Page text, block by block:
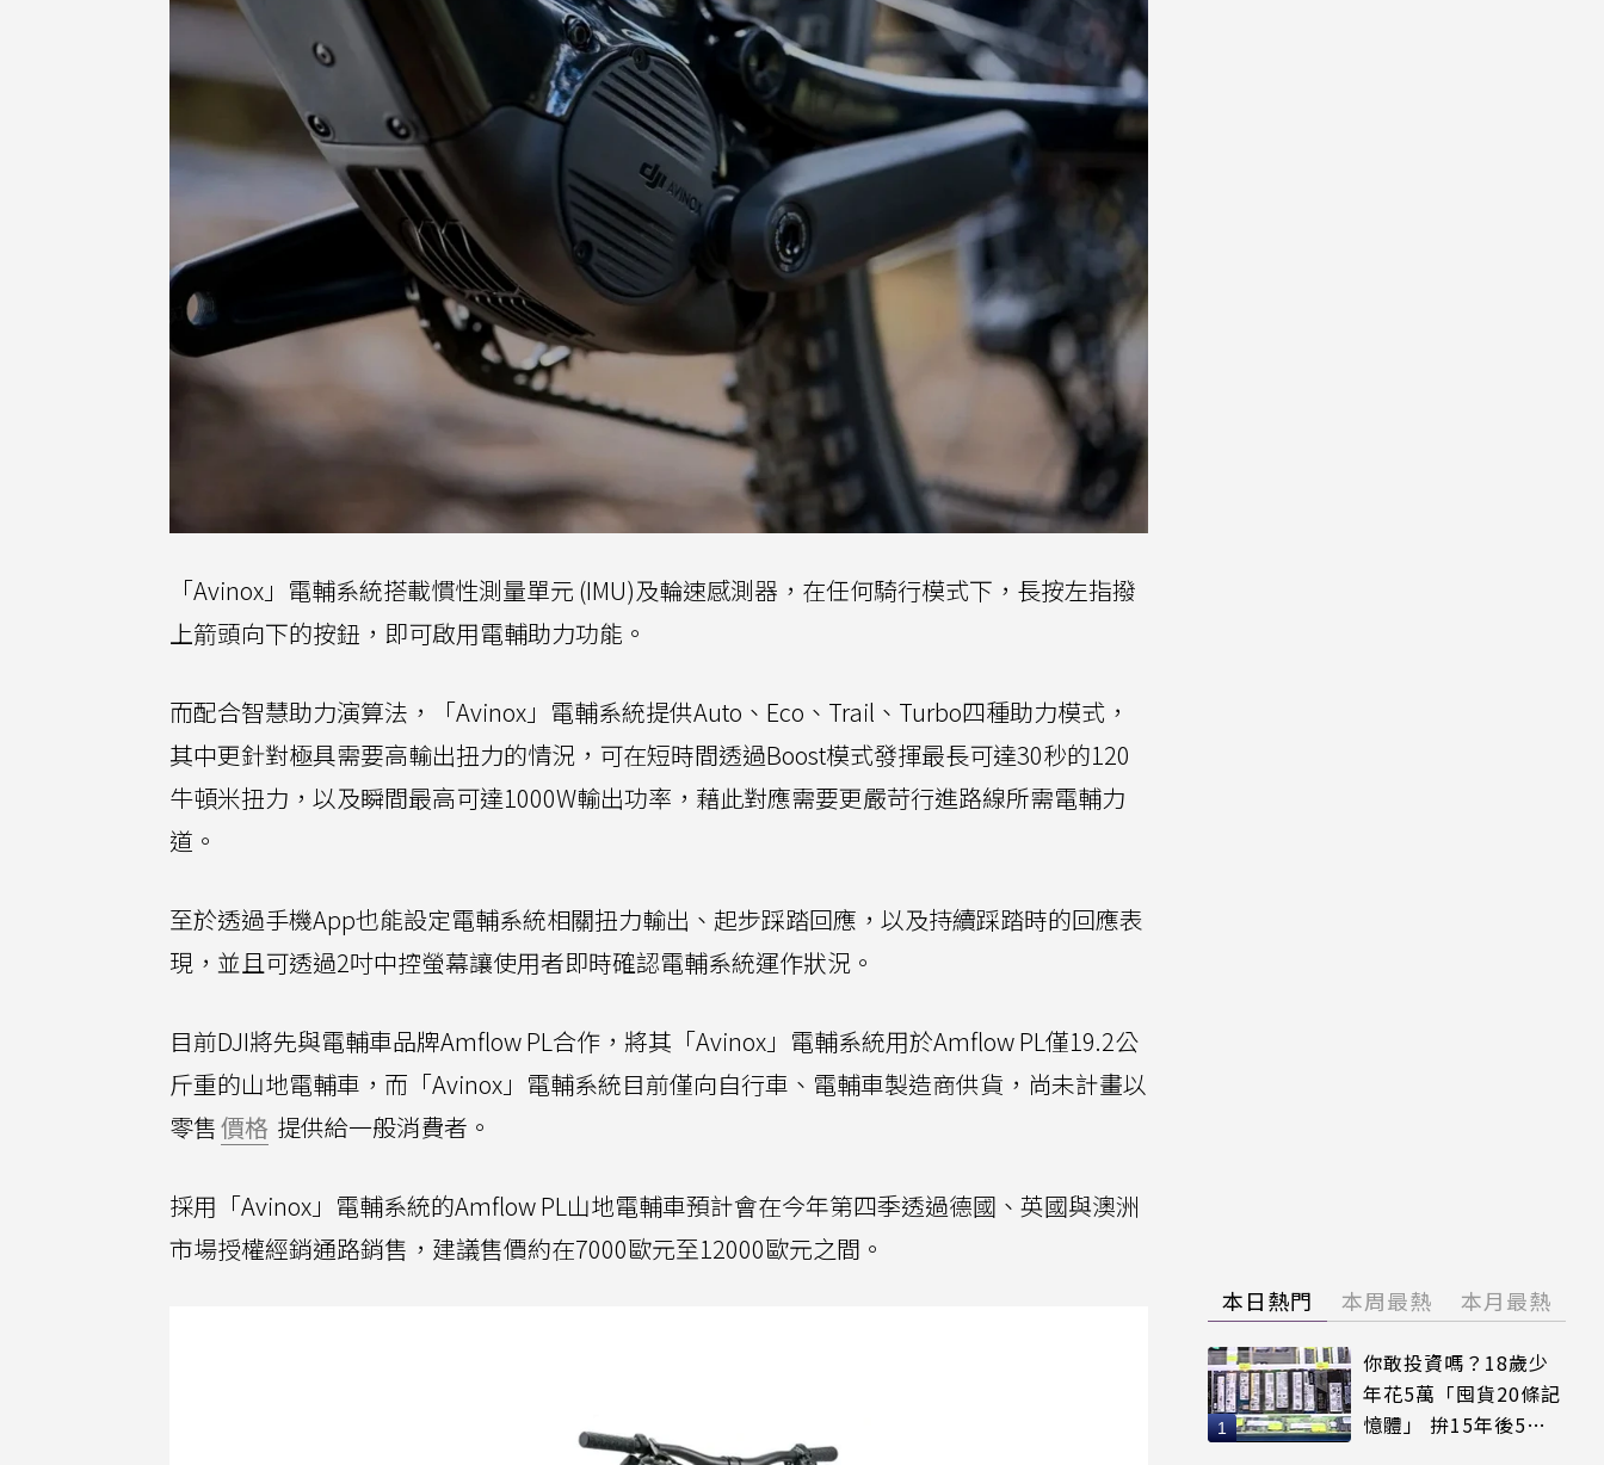
「Avinox」電輔系統搭載慣性測量單元 (IMU)及輪速感測器，在任何騎行模式下，長按左指撥
上箭頭向下的按鈕，即可啟用電輔助力功能。
而配合智慧助力演算法，「Avinox」電輔系統提供Auto、Eco、Trail、Turbo四種助力模式，
其中更針對極具需要高輸出扭力的情況，可在短時間透過Boost模式發揮最長可達30秒的120
牛頓米扭力，以及瞬間最高可達1000W輸出功率，藉此對應需要更嚴苛行進路線所需電輔力
道。
至於透過手機App也能設定電輔系統相關扭力輸出、起步踩踏回應，以及持續踩踏時的回應表
現，並且可透過2吋中控螢幕讓使用者即時確認電輔系統運作狀況。
目前DJI將先與電輔車品牌Amflow PL合作，將其「Avinox」電輔系統用於Amflow PL僅19.2公
斤重的山地電輔車，而「Avinox」電輔系統目前僅向自行車、電輔車製造商供貨，尚未計畫以
零售價格 提供給一般消費者。
採用「Avinox」電輔系統的Amflow PL山地電輔車預計會在今年第四季透過德國、英國與澳洲
市場授權經銷通路銷售，建議售價約在7000歐元至12000歐元之間。
本日熱門 本周最熱 本月最熱
你敢投資嗎？18歲少
年花5萬「囤貨20條記
憶體」 拚15年後5倍